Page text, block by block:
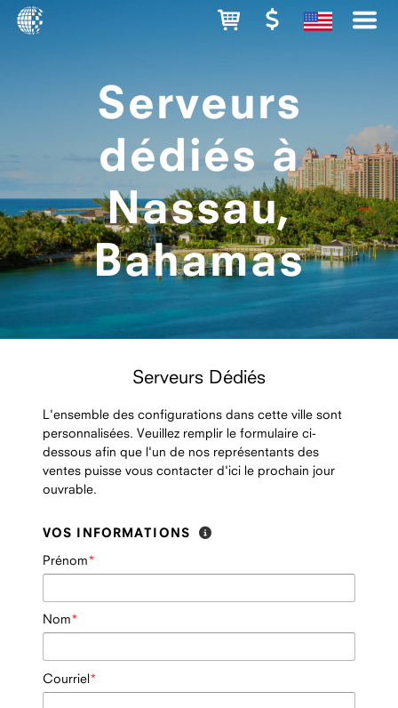
Serveurs
dédiés à
Nassau,
Bahamas
Serveurs Dédiés
L'ensemble des configurations dans cette ville sont
personnalisées. Veuillez remplir le formulaire ci-
dessous afin que l'un de nos représentants des
ventes puisse vous contacter d'ici le prochain jour
ouvrable.
VOS INFORMATIONS
Prénom
Nom
Courriel